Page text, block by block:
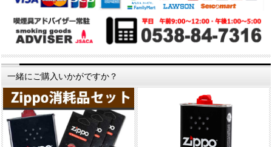
一緒にご購入いかがですか？